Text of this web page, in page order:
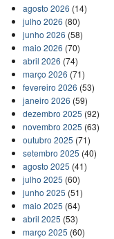
agosto 2026 (14)
julho 2026 (80)
junho 2026 (58)
maio 2026 (70)
abril 2026 (74)
março 2026 (71)
fevereiro 2026 (53)
janeiro 2026 (59)
dezembro 2025 (92)
novembro 2025 (63)
outubro 2025 (71)
setembro 2025 (40)
agosto 2025 (41)
julho 2025 (60)
junho 2025 (51)
maio 2025 (64)
abril 2025 (53)
março 2025 (60)